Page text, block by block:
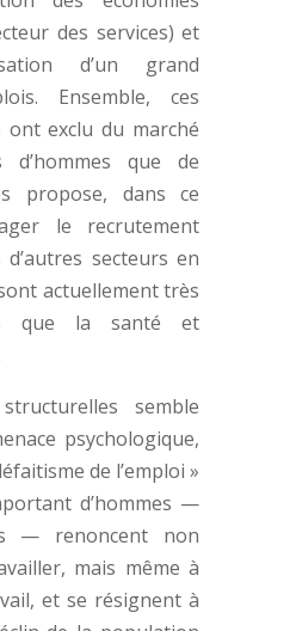
des services) et
d’un grand
Ensemble, ces
ont exclu du marché
d’hommes que de
propose, dans ce
le recrutement
d’autres secteurs en
actuellement très
que la santé et
semble
psychologique,
de l’emploi »
d’hommes —
— renoncent non
mais même à
et se résignent à